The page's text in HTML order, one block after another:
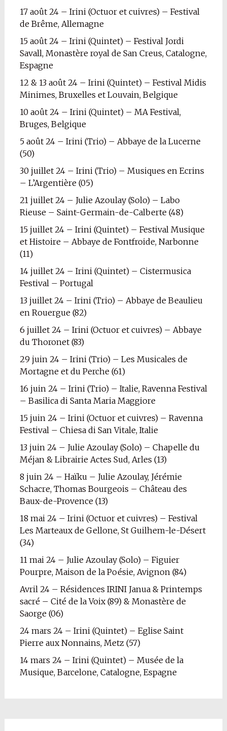
17 août 24 – Irini (Octuor et cuivres) – Festival
de Brême, Allemagne
15 août 24 – Irini (Quintet) – Festival Jordi
Savall, Monastère royal de San Creus, Catalogne,
Espagne
12 & 13 août 24 – Irini (Quintet) – Festival Midis
Minimes, Bruxelles et Louvain, Belgique
10 août 24 – Irini (Quintet) – MA Festival,
Bruges, Belgique
5 août 24 – Irini (Trio) – Abbaye de la Lucerne
(50)
30 juillet 24 – Irini (Trio) – Musiques en Ecrins
– L’Argentière (05)
21 juillet 24 – Julie Azoulay (Solo) – Labo
Rieuse – Saint-Germain-de-Calberte (48)
15 juillet 24 – Irini (Quintet) – Festival Musique
et Histoire – Abbaye de Fontfroide, Narbonne
(11)
14 juillet 24 – Irini (Quintet) – Cistermusica
Festival – Portugal
13 juillet 24 – Irini (Trio) – Abbaye de Beaulieu
en Rouergue (82)
6 juillet 24 – Irini (Octuor et cuivres) – Abbaye
du Thoronet (83)
29 juin 24 – Irini (Trio) – Les Musicales de
Mortagne et du Perche (61)
16 juin 24 – Irini (Trio) – Italie, Ravenna Festival
– Basilica di Santa Maria Maggiore
15 juin 24 – Irini (Octuor et cuivres) – Ravenna
Festival – Chiesa di San Vitale, Italie
13 juin 24 – Julie Azoulay (Solo) – Chapelle du
Méjan & Librairie Actes Sud, Arles (13)
8 juin 24 – Haïku – Julie Azoulay, Jérémie
Schacre, Thomas Bourgeois – Château des
Baux-de-Provence (13)
18 mai 24 – Irini (Octuor et cuivres) – Festival
Les Marteaux de Gellone, St Guilhem-le-Désert
(34)
11 mai 24 – Julie Azoulay (Solo) – Figuier
Pourpre, Maison de la Poésie, Avignon (84)
Avril 24 – Résidences IRINI Janua & Printemps
sacré – Cité de la Voix (89) & Monastère de
Saorge (06)
24 mars 24 – Irini (Quintet) – Eglise Saint
Pierre aux Nonnains, Metz (57)
14 mars 24 – Irini (Quintet) – Musée de la
Musique, Barcelone, Catalogne, Espagne